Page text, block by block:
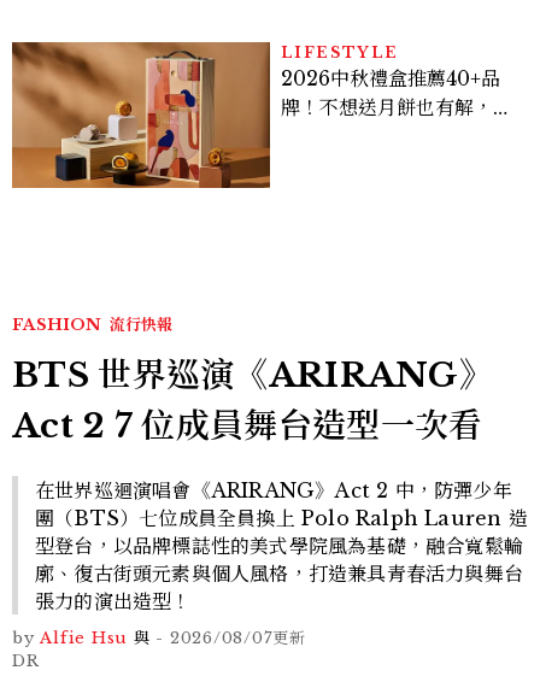
LIFESTYLE
2026中秋禮盒推薦40+品
牌！不想送月餅也有解，送
FASHION 流行快報
BTS 世界巡演《ARIRANG》
Act 2 7 位成員舞台造型一次看
在世界巡迴演唱會《ARIRANG》Act 2 中，防彈少年
團（BTS）七位成員全員換上 Polo Ralph Lauren 造
型登台，以品牌標誌性的美式學院風為基礎，融合寬鬆輪
廓、復古街頭元素與個人風格，打造兼具青春活力與舞台
張力的演出造型！
by Alfie Hsu 與 - 2026/08/07更新
DR